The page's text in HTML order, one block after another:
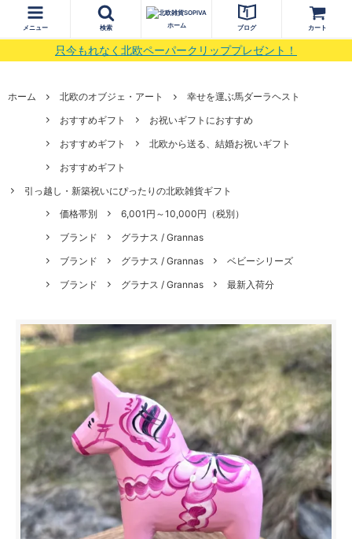
只今もれなく北欧ペーパークリッププレゼント！
メニュー 検索 ホーム ブログ カート
ホーム 北欧のオブジェ・アート
幸せを運ぶ馬ダーラヘスト
おすすめギフト
お祝いギフトにおすすめ
おすすめギフト
北欧から送る、結婚お祝いギフト
おすすめギフト
引っ越し・新築祝いにぴったりの北欧雑貨ギフト
価格帯別
6,001円～10,000円（税別）
ブランド
グラナス / Grannas
ブランド
グラナス / Grannas
ベビーシリーズ
ブランド
グラナス / Grannas 最新入荷分